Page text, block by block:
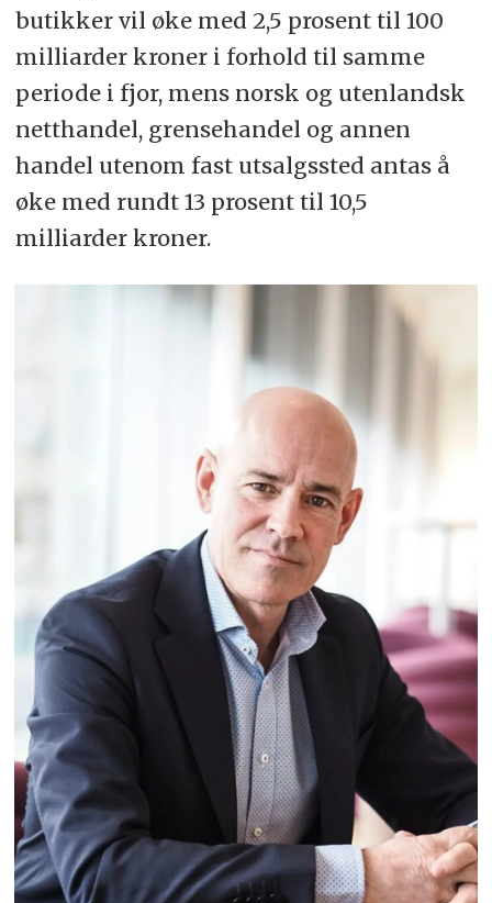
butikker vil øke med 2,5 prosent til 100
milliarder kroner i forhold til samme
periode i fjor, mens norsk og utenlandsk
netthandel, grensehandel og annen
handel utenom fast utsalgssted antas å
øke med rundt 13 prosent til 10,5
milliarder kroner.